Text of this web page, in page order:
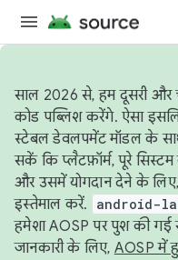
साल 2026 से, हम दूसरी और
कोड पब्लिश करेंगे. ऐसा
स्टेबल डेवलपमेंट मॉडल के
सकें कि प्लैटफ़ॉर्म, पूरे सिस्टम
और उसमें योगदान देने के लिए,
इस्तेमाल करें.
android-
हमेशा AOSP पर पुश की गई
जानकारी के लिए, AOSP में